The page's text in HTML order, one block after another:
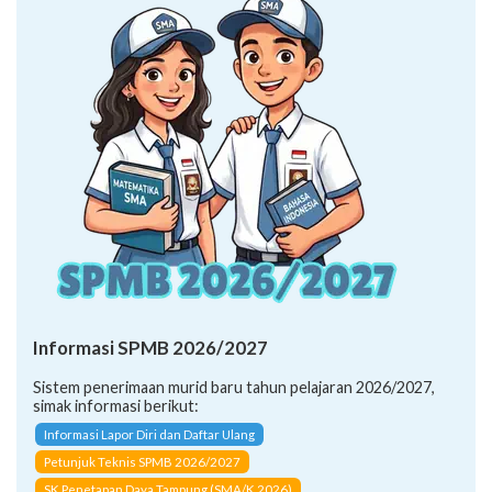
Informasi SPMB 2026/2027
Sistem penerimaan murid baru tahun pelajaran 2026/2027,
simak informasi berikut:
Informasi Lapor Diri dan Daftar Ulang
Petunjuk Teknis SPMB 2026/2027